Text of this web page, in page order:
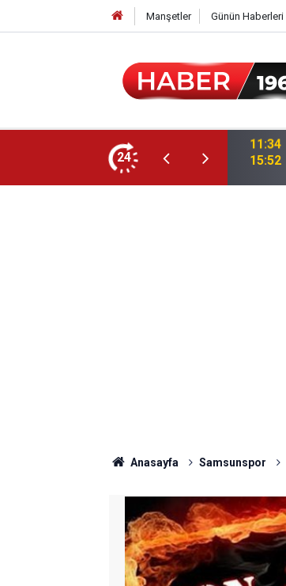
Manşetler Günün Haberleri
24 15:52
Anasayfa Samsunspor